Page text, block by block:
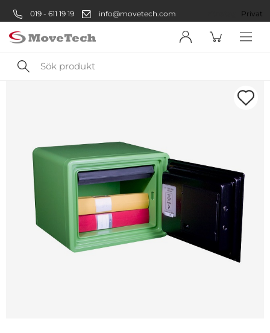
019 - 611 19 19 info@movetech.com Privat
Sök
produkt
Företag
Företag
Privatperson